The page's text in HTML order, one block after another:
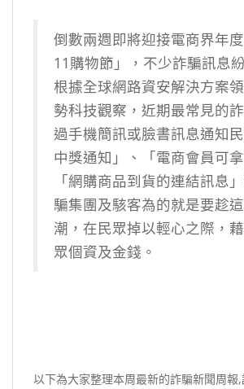
倒數兩週即將迎接電商界年
11購物節」，不少詐騙訊息
根據全球網路資安解決方案
勢科技觀察，近期最常見的
過手機簡訊或臉書訊息通知
中獎通知」、「電商會員可
「網購商品到貨的連結訊息
騙集團及駭客為的就是要趁
潮，在民眾掉以輕心之際，
眾個資及金錢。
以下為大家整理本周最新的詐騙新聞周報